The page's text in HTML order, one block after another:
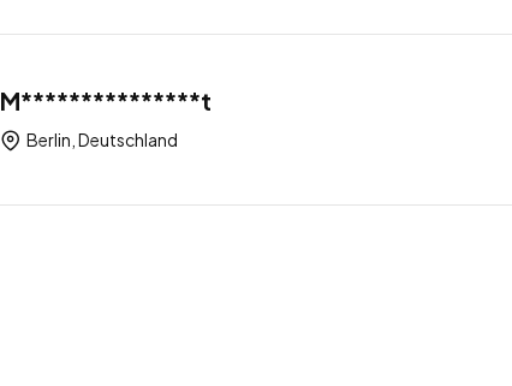
M***************t
Berlin, Deutschland